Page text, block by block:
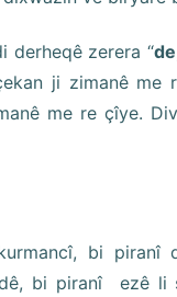
derheqê zerera “
ji zimanê me
me re çîye.
bi piranî
bi piranî ezê li